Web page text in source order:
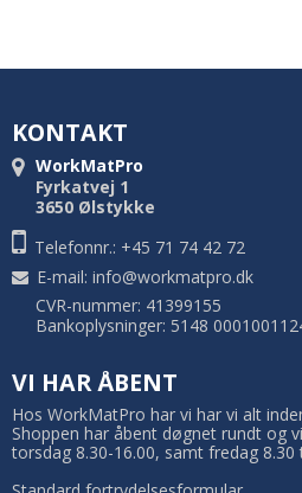
KONTAKT
WorkMatPro
Fyrkatvej 1
3650 Ølstykke
Telefonnr.: +45 71 74 42 72
E-mail: info@workmatpro.dk
CVR-nummer: 41399155
Bankoplysninger: 5148
VI HAR ÅBENT
Hos WorkMatPro har vi har vi alt
Shoppen har åbent døgnet rundt og
torsdag 8.30-16.00, samt fredag 8.30